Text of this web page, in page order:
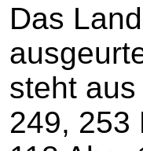
Das
steht
249, 253